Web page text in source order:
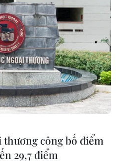
công bố điểm
29,7 điểm